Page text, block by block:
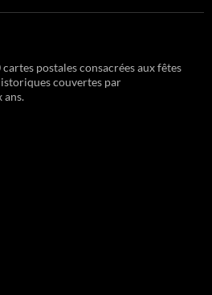
postales consacrées aux fêtes
couvertes par
ans.